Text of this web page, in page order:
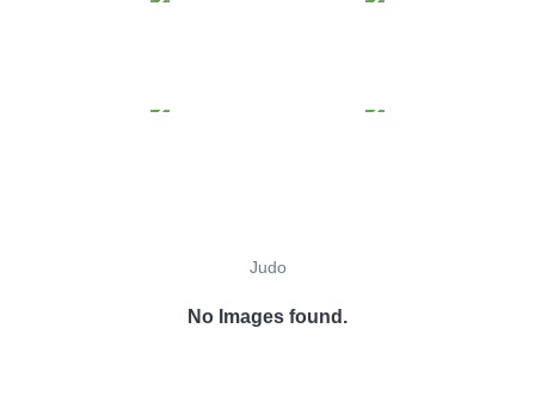
Judo
No Images found.